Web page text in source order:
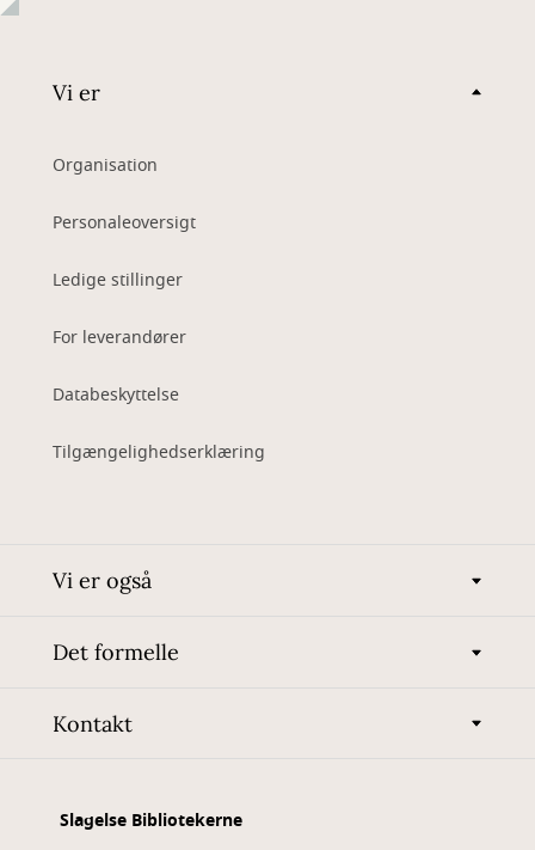
Vi er
Organisation
Personaleoversigt
Ledige stillinger
For leverandører
Databeskyttelse
Tilgængelighedserklæring
Vi er også
Det formelle
Kontakt
Slagelse Bibliotekerne